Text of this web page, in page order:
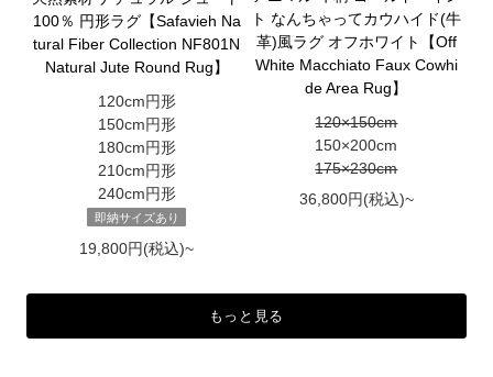
100％ 円形ラグ【Safavieh Na
tural Fiber Collection NF801N
Natural Jute Round Rug】
120cm円形
150cm円形
180cm円形
210cm円形
240cm円形
即納サイズあり
19,800円(税込)~
ト なんちゃってカウハイド(牛
革)風ラグ オフホワイト【Off
White Macchiato Faux Cowhi
de Area Rug】
120×150cm
150×200cm
175×230cm
36,800円(税込)~
もっと見る